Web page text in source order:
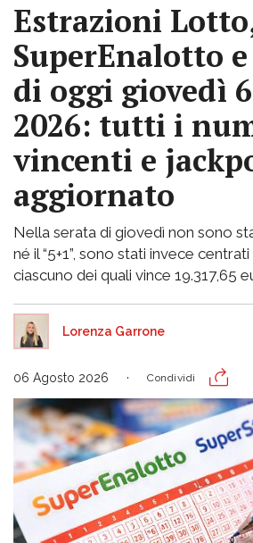
Estrazioni
SuperEnalotto
di oggi giovedì
2026: tutti i
vincenti e
aggiornato
Nella serata di giovedì non sono
né il “5+1”, sono stati invece centrati
ciascuno dei quali vince 19.317,65
Lorenza Garrone
06 Agosto 2026 Condividi